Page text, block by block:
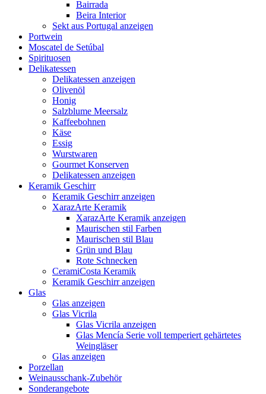
Bairrada
Beira Interior
Sekt aus Portugal anzeigen
Portwein
Moscatel de Setúbal
Spirituosen
Delikatessen
Delikatessen anzeigen
Olivenöl
Honig
Salzblume Meersalz
Kaffeebohnen
Käse
Essig
Wurstwaren
Gourmet Konserven
Delikatessen anzeigen
Keramik Geschirr
Keramik Geschirr anzeigen
XarazArte Keramik
XarazArte Keramik anzeigen
Maurischen stil Farben
Maurischen stil Blau
Grün und Blau
Rote Schnecken
CeramiCosta Keramik
Keramik Geschirr anzeigen
Glas
Glas anzeigen
Glas Vicrila
Glas Vicrila anzeigen
Glas Mencía Serie voll temperiert gehärtetes
Weingläser
Glas anzeigen
Porzellan
Weinausschank-Zubehör
Sonderangebote